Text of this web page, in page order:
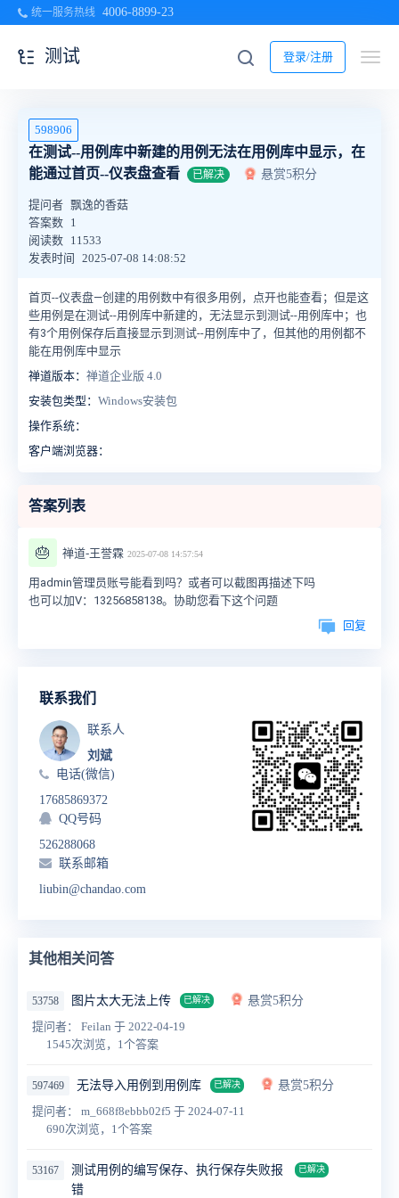
统一服务热线 4006-8899-23
登录/注册
测试
598906
在测试--用例库中新建的用例无法在用例库中显示，在
能通过首页--仪表盘查看
已解决 悬赏5积分
提问者 飘逸的香菇
答案数 1
阅读数 11533
发表时间
2025-07-08 14:08:52
首页--仪表盘—创建的用例数中有很多用例，点开也能查看；但是这
些用例是在测试--用例库中新建的，无法显示到 测试--用例库中；也
有3个用例保存后直接显示到 测试--用例库中了，但其他的用例都不
能在用例库中显示
禅道版本： 禅道企业版 4.0
安装包类型： Windows安装包
操作系统：
客户端浏览器：
答案列表
🎂 禅道-王誉霖 2025-07-08 14:57:54
用admin管理员账号能看到吗？或者可以截图再描述下吗
也可以加V： 13256858138。协助您看下这个问题
回复
联系我们
联系人
刘斌
电话(微信)
17685869372
QQ号码
526288068
联系邮箱
liubin@chandao.com
其他相关问答
53758 图片太大无法上传 已解决
悬赏5积分
提问者： Feilan 于 2022-04-19
1545次浏览，1个答案
597469 无法导入用例到用例库 已解决
悬赏5积分
提问者： m_668f8ebbb02f5 于 2024-07-11
690次浏览，1个答案
53167
测试用例的编写保存、执行保存失败报
错
已解决